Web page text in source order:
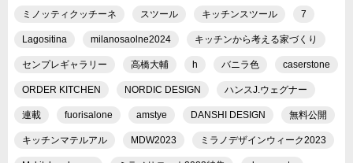
ミノッティクッチーネ スツール キッチンスツール 7
Lagositina milanosaolne2024 キッチンから考える家づくり
センプレギャラリー 高橋大輔 h バニラ色 caserstone
ORDER KITCHEN NORDIC DESIGN ハンスJ.ウェグナー
連載 fuorisalone amstye DANSHI DESIGN 無料公開
キッチンマテルアル MDW2023 ミラノデザインウィーク2023